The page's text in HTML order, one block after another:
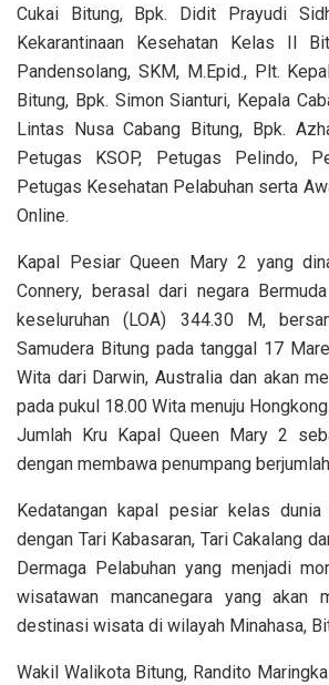
Cukai Bitung, Bpk. Didit Prayudi
Kekarantinaan Kesehatan Kelas II
Pandensolang, SKM, M.Epid., Plt.
Bitung, Bpk. Simon Sianturi, Kepala
Lintas Nusa Cabang Bitung, Bpk.
Petugas KSOP, Petugas Pelindo,
Petugas Kesehatan Pelabuhan serta
Online.
Kapal Pesiar Queen Mary 2 yang
Connery, berasal dari negara
keseluruhan (LOA) 344.30 M,
Samudera Bitung pada tanggal 17
Wita dari Darwin, Australia dan akan
pada pukul 18.00 Wita menuju Hongkong.
‎Jumlah Kru Kapal Queen Mary 2
dengan membawa penumpang
Kedatangan kapal pesiar kelas
dengan Tari Kabasaran, Tari Cakalang
Dermaga Pelabuhan yang menjadi
wisatawan mancanegara yang akan
destinasi wisata di wilayah Minahasa,
Wakil Walikota Bitung, Randito